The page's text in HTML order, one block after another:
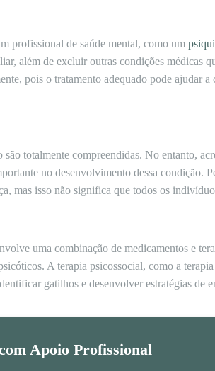
profissional de saúde mental, como um
além de excluir outras condições médicas
pois o tratamento adequado pode ajudar
são totalmente compreendidas. No entanto,
no desenvolvimento dessa condição.
mas isso não significa que todos os
uma combinação de medicamentos e
A terapia psicossocial, como a
gatilhos e desenvolver estratégias de
Apoio Profissional